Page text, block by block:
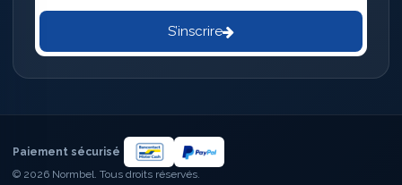
mail
S’inscrire
© 2026 Normbel. Tous droits réservés.
Paiement sécurisé